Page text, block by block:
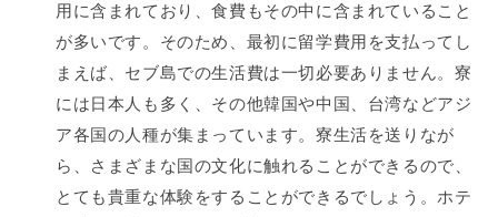
用に含まれており、食費もその中に含まれていること
が多いです。そのため、最初に留学費用を支払ってし
まえば、セブ島での生活費は一切必要ありません。寮
には日本人も多く、その他韓国や中国、台湾などアジ
ア各国の人種が集まっています。寮生活を送りなが
ら、さまざまな国の文化に触れることができるので、
とても貴重な体験をすることができるでしょう。ホテ